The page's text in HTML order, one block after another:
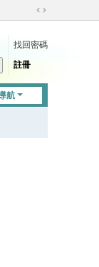
切
到
找回密碼
註冊
航